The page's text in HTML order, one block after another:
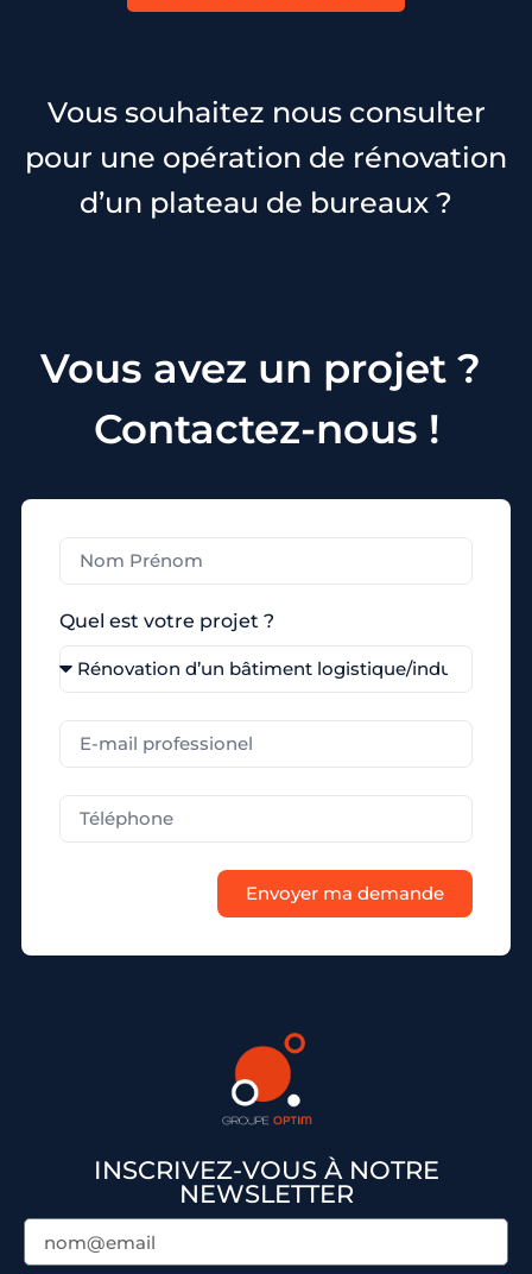
Vous souhaitez nous consulter
pour une opération de rénovation
d’un plateau de bureaux ?
Vous avez un projet ?
Contactez-nous !
Quel est votre projet ?
Envoyer ma demande
INSCRIVEZ-VOUS À NOTRE
NEWSLETTER